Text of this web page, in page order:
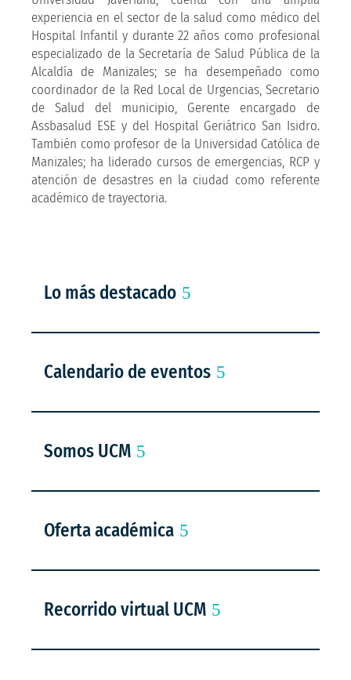
experiencia en el sector de la salud como médico del
Hospital Infantil y durante 22 años como profesional
especializado de la Secretaría de Salud Pública de la
Alcaldía de Manizales; se ha desempeñado como
coordinador de la Red Local de Urgencias, Secretario
de Salud del municipio, Gerente encargado de
Assbasalud ESE y del Hospital Geriátrico San Isidro.
También como profesor de la Universidad Católica de
Manizales; ha liderado cursos de emergencias, RCP y
atención de desastres en la ciudad como referente
académico de trayectoria.
Lo más destacado
Calendario de eventos
Somos UCM
Oferta académica
Recorrido virtual UCM